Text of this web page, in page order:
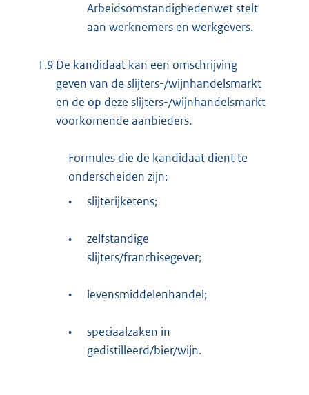
Arbeidsomstandighedenwet stelt
aan werknemers en werkgevers.
1.9 De kandidaat kan een omschrijving
geven van de slijters-/wijnhandelsmarkt
en de op deze slijters-/wijnhandelsmarkt
voorkomende aanbieders.
Formules die de kandidaat dient te
onderscheiden zijn:
•
slijterijketens;
•
zelfstandige
slijters/franchisegever;
• levensmiddelenhandel;
•
speciaalzaken in
gedistilleerd/bier/wijn.